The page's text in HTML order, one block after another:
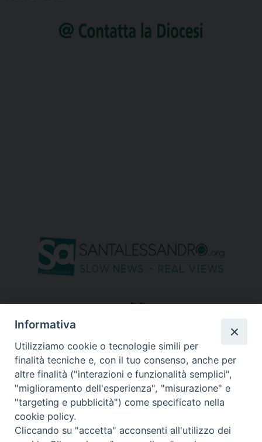
seguici su
Informativa
Utilizziamo cookie o tecnologie simili per
finalità tecniche e, con il tuo consenso, anche per
altre finalità ("interazioni e funzionalità semplici",
"miglioramento dell'esperienza", "misurazione" e
"targeting e pubblicità") come specificato nella
cookie policy.
Cliccando su "accetta" acconsenti all'utilizzo dei